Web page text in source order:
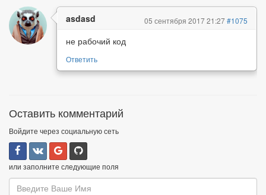
asdasd 05 сентября 2017 21:27 #1075
не рабочий код
Ответить
Оставить комментарий
Войдите через социальную сеть
или заполните следующие поля